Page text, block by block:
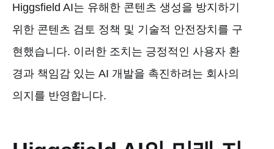
Higgsfield AI는 유해한 콘텐츠 생성을 방지하기
위한 콘텐츠 검토 정책 및 기술적 안전장치를 구
현했습니다. 이러한 조치는 긍정적인 사용자 환
경과 책임감 있는 AI 개발을 촉진하려는 회사의
의지를 반영합니다.